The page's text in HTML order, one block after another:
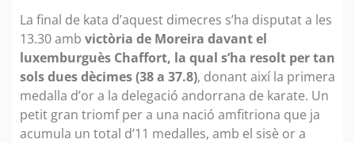
La final de kata d’aquest dimecres s’ha disputat a les
13.30 amb victòria de Moreira davant el
luxemburguès Chaffort, la qual s’ha resolt per tan
sols dues dècimes (38 a 37.8), donant així la primera
medalla d’or a la delegació andorrana de karate. Un
petit gran triomf per a una nació amfitriona que ja
acumula un total d’11 medalles, amb el sisè or a